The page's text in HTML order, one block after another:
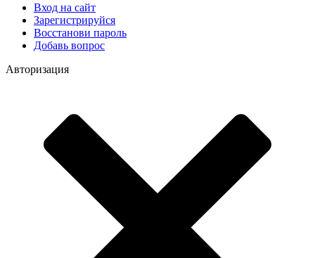
Вход на сайт
Зарегистрируйся
Восстанови пароль
Добавь вопрос
Авторизация